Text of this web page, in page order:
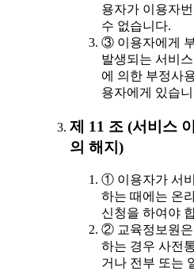
용자가 이용자
수 없습니다.
③ 이용자에게
발생되는 서비
에 의한 부정사
용자에게 있습
제 11 조 (서비스
의 해지)
① 이용자가 서
하는 때에는 온
신청을 하여야
② 교육정보원은
하는 경우 사전
거나 전부 또는